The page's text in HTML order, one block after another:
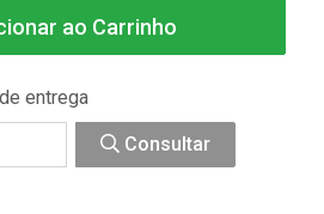
ao Carrinho
entrega
Consultar